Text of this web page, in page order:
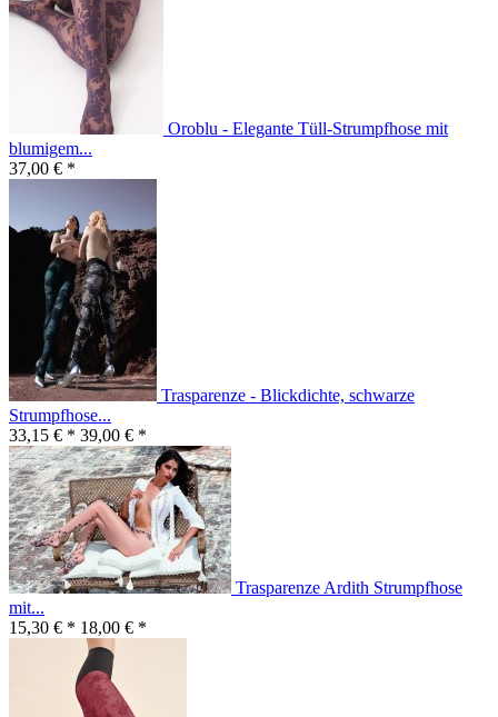
Oroblu - Elegante Tüll-Strumpfhose mit
blumigem...
37,00 € *
Trasparenze - Blickdichte, schwarze
Strumpfhose...
33,15 € * 39,00 € *
Trasparenze Ardith Strumpfhose
mit...
15,30 € * 18,00 € *